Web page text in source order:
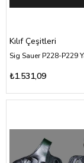
Kılıf Çeşitleri
₺1.531,09